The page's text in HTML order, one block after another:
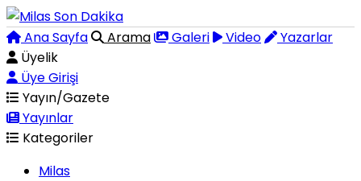
Ana Sayfa Arama Galeri Video
Yazarlar
Üyelik
Üye Girişi
Yayın/Gazete
Yayınlar
Kategoriler
Milas